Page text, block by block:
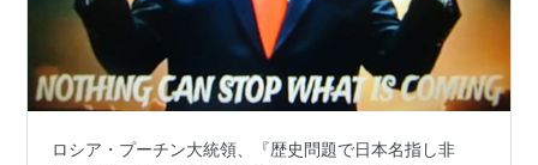
ロシア・プーチン大統領、『歴史問題で日本名指し非